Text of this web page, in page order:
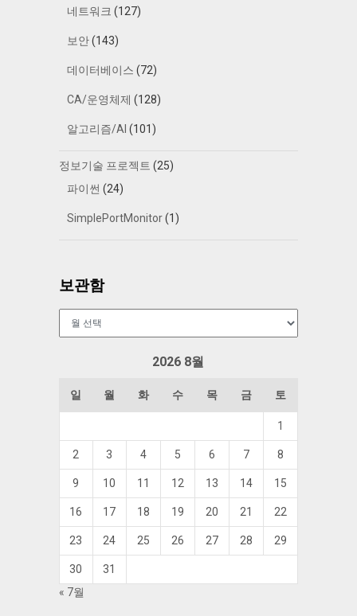
네트워크 (127)
보안(143)
데이터베이스 (72)
CA/운영체제 (128)
알고리즘/AI (101)
정보기술 프로젝트 (25)
파이썬 (24)
SimplePortMonitor(1)
보관함
2026 8월
일 월 화 수 목 금 토
1
2 3 4 5 6 7 8
9 10 11 12 13 14 15
16 17 18 19 20 21 22
23 24 25 26 27 28 29
30
31
« 7월